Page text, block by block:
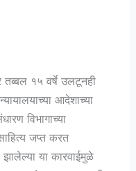
१५ वर्षे उलटूनही
आदेशाच्या
विभागाच्या
जप्त करत
झालेल्या या कारवाईमुळे